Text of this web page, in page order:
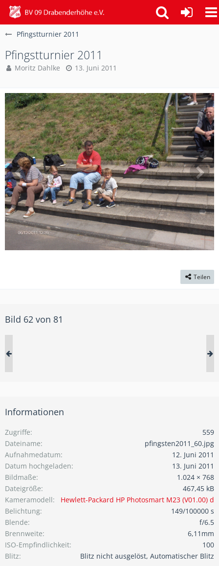
Pfingstturnier 2011
Pfingstturnier 2011
Moritz Dahlke 13. Juni 2011
Teilen
Bild 62 von 81
Informationen
Zugriffe
559
Dateiname
pfingsten2011_60.jpg
Aufnahmedatum
12. Juni 2011
Datum hochgeladen
13. Juni 2011
Bildmaße
1.024 × 768
Dateigröße
467,45 kB
Kameramodell
Hewlett-Packard HP Photosmart M23 (V01.00) d
Belichtung
149/100000 s
Blende
f/6.5
Brennweite
6,11mm
ISO-Empfindlichkeit
100
Blitz
Blitz nicht ausgelöst, Automatischer Blitz